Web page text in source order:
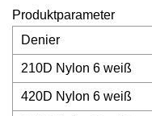
Produktparameter
Denier
210D Nylon 6 weiß
420D Nylon 6 weiß